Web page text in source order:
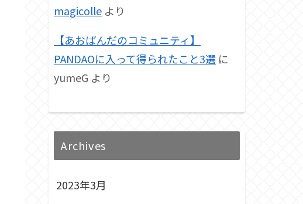
magicolle より
【あおぱんだのコミュニティ】
PANDAOに入って得られたこと3選 に
yumeG より
Archives
2023年3月